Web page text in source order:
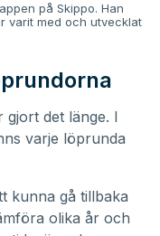
på Skippo. Han
varit med och utvecklat
det länge. I
varje löprunda
kunna gå tillbaka
olika år och